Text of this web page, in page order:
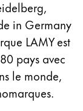
in Germany
LAMY est
pays avec
le monde,